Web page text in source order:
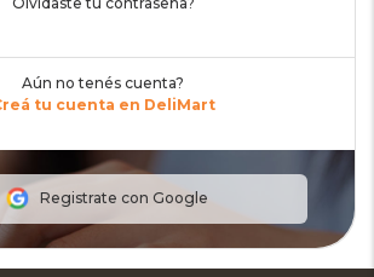
Aún no tenés cuenta?
tu cuenta en DeliMart
Registrate con Google